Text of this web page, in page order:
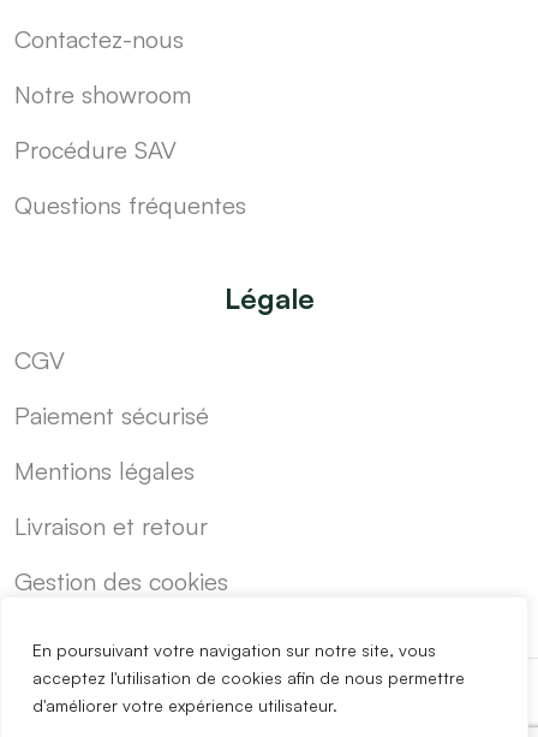
En poursuivant votre navigation sur notre site, vous
acceptez l'utilisation de cookies afin de nous permettre
d'améliorer votre expérience utilisateur.
Contactez-nous
Notre showroom
Procédure SAV
Questions fréquentes
Légale
CGV
Paiement sécurisé
Mentions légales
Livraison et retour
Gestion des cookies